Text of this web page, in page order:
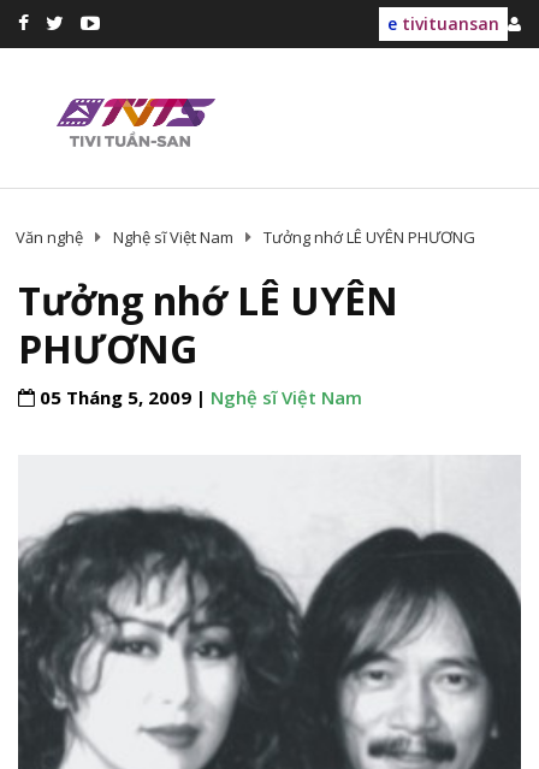
e tivituansan
Văn nghệ Nghệ sĩ Việt Nam Tưởng nhớ LÊ UYÊN PHƯƠNG
Tưởng nhớ LÊ UYÊN
PHƯƠNG
05 Tháng 5, 2009 | Nghệ sĩ Việt Nam